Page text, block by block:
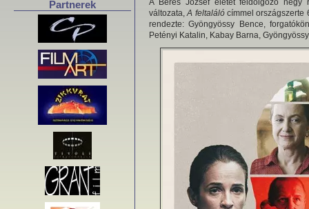
Partnerek
A Béres József életét feldolgozó négy
változata,A feltalálócímmel országszerte
rendezte: Gyöngyössy Bence,
Petényi Katalin, Kabay Barna,